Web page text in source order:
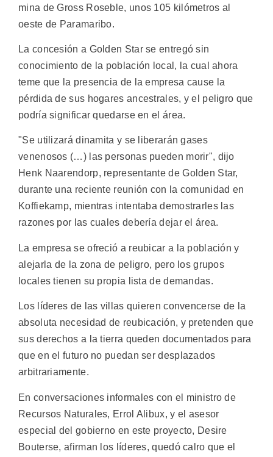
mina de Gross Roseble, unos 105 kilómetros al
oeste de Paramaribo.
La concesión a Golden Star se entregó sin
conocimiento de la población local, la cual ahora
teme que la presencia de la empresa cause la
pérdida de sus hogares ancestrales, y el peligro que
podría significar quedarse en el área.
"Se utilizará dinamita y se liberarán gases
venenosos (…) las personas pueden morir", dijo
Henk Naarendorp, representante de Golden Star,
durante una reciente reunión con la comunidad en
Koffiekamp, mientras intentaba demostrarles las
razones por las cuales debería dejar el área.
La empresa se ofreció a reubicar a la población y
alejarla de la zona de peligro, pero los grupos
locales tienen su propia lista de demandas.
Los líderes de las villas quieren convencerse de la
absoluta necesidad de reubicación, y pretenden que
sus derechos a la tierra queden documentados para
que en el futuro no puedan ser desplazados
arbitrariamente.
En conversaciones informales con el ministro de
Recursos Naturales, Errol Alibux, y el asesor
especial del gobierno en este proyecto, Desire
Bouterse, afirman los líderes, quedó calro que el